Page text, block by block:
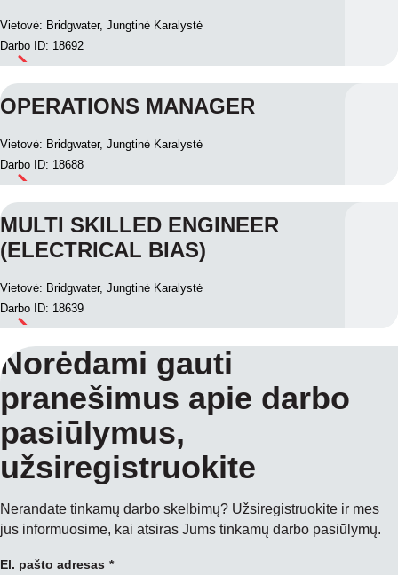
Vietovė: Bridgwater, Jungtinė Karalystė
Darbo ID: 18692
OPERATIONS MANAGER
Vietovė: Bridgwater, Jungtinė Karalystė
Darbo ID: 18688
MULTI SKILLED ENGINEER
(ELECTRICAL BIAS)
Vietovė: Bridgwater, Jungtinė Karalystė
Darbo ID: 18639
Norėdami gauti
pranešimus apie darbo
pasiūlymus,
užsiregistruokite
Nerandate tinkamų darbo skelbimų? Užsiregistruokite ir mes
jus informuosime, kai atsiras Jums tinkamų darbo pasiūlymų.
El. pašto adresas